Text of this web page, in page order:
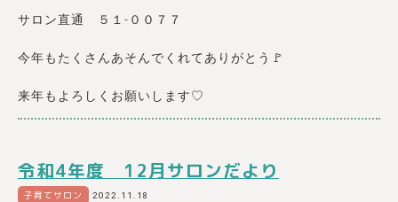
サロン直通 ５１-００７７
今年もたくさんあそんでくれてありがとう🚩
来年もよろしくお願いします♡
令和4年度 12月サロンだより
子育てサロン 2022.11.18